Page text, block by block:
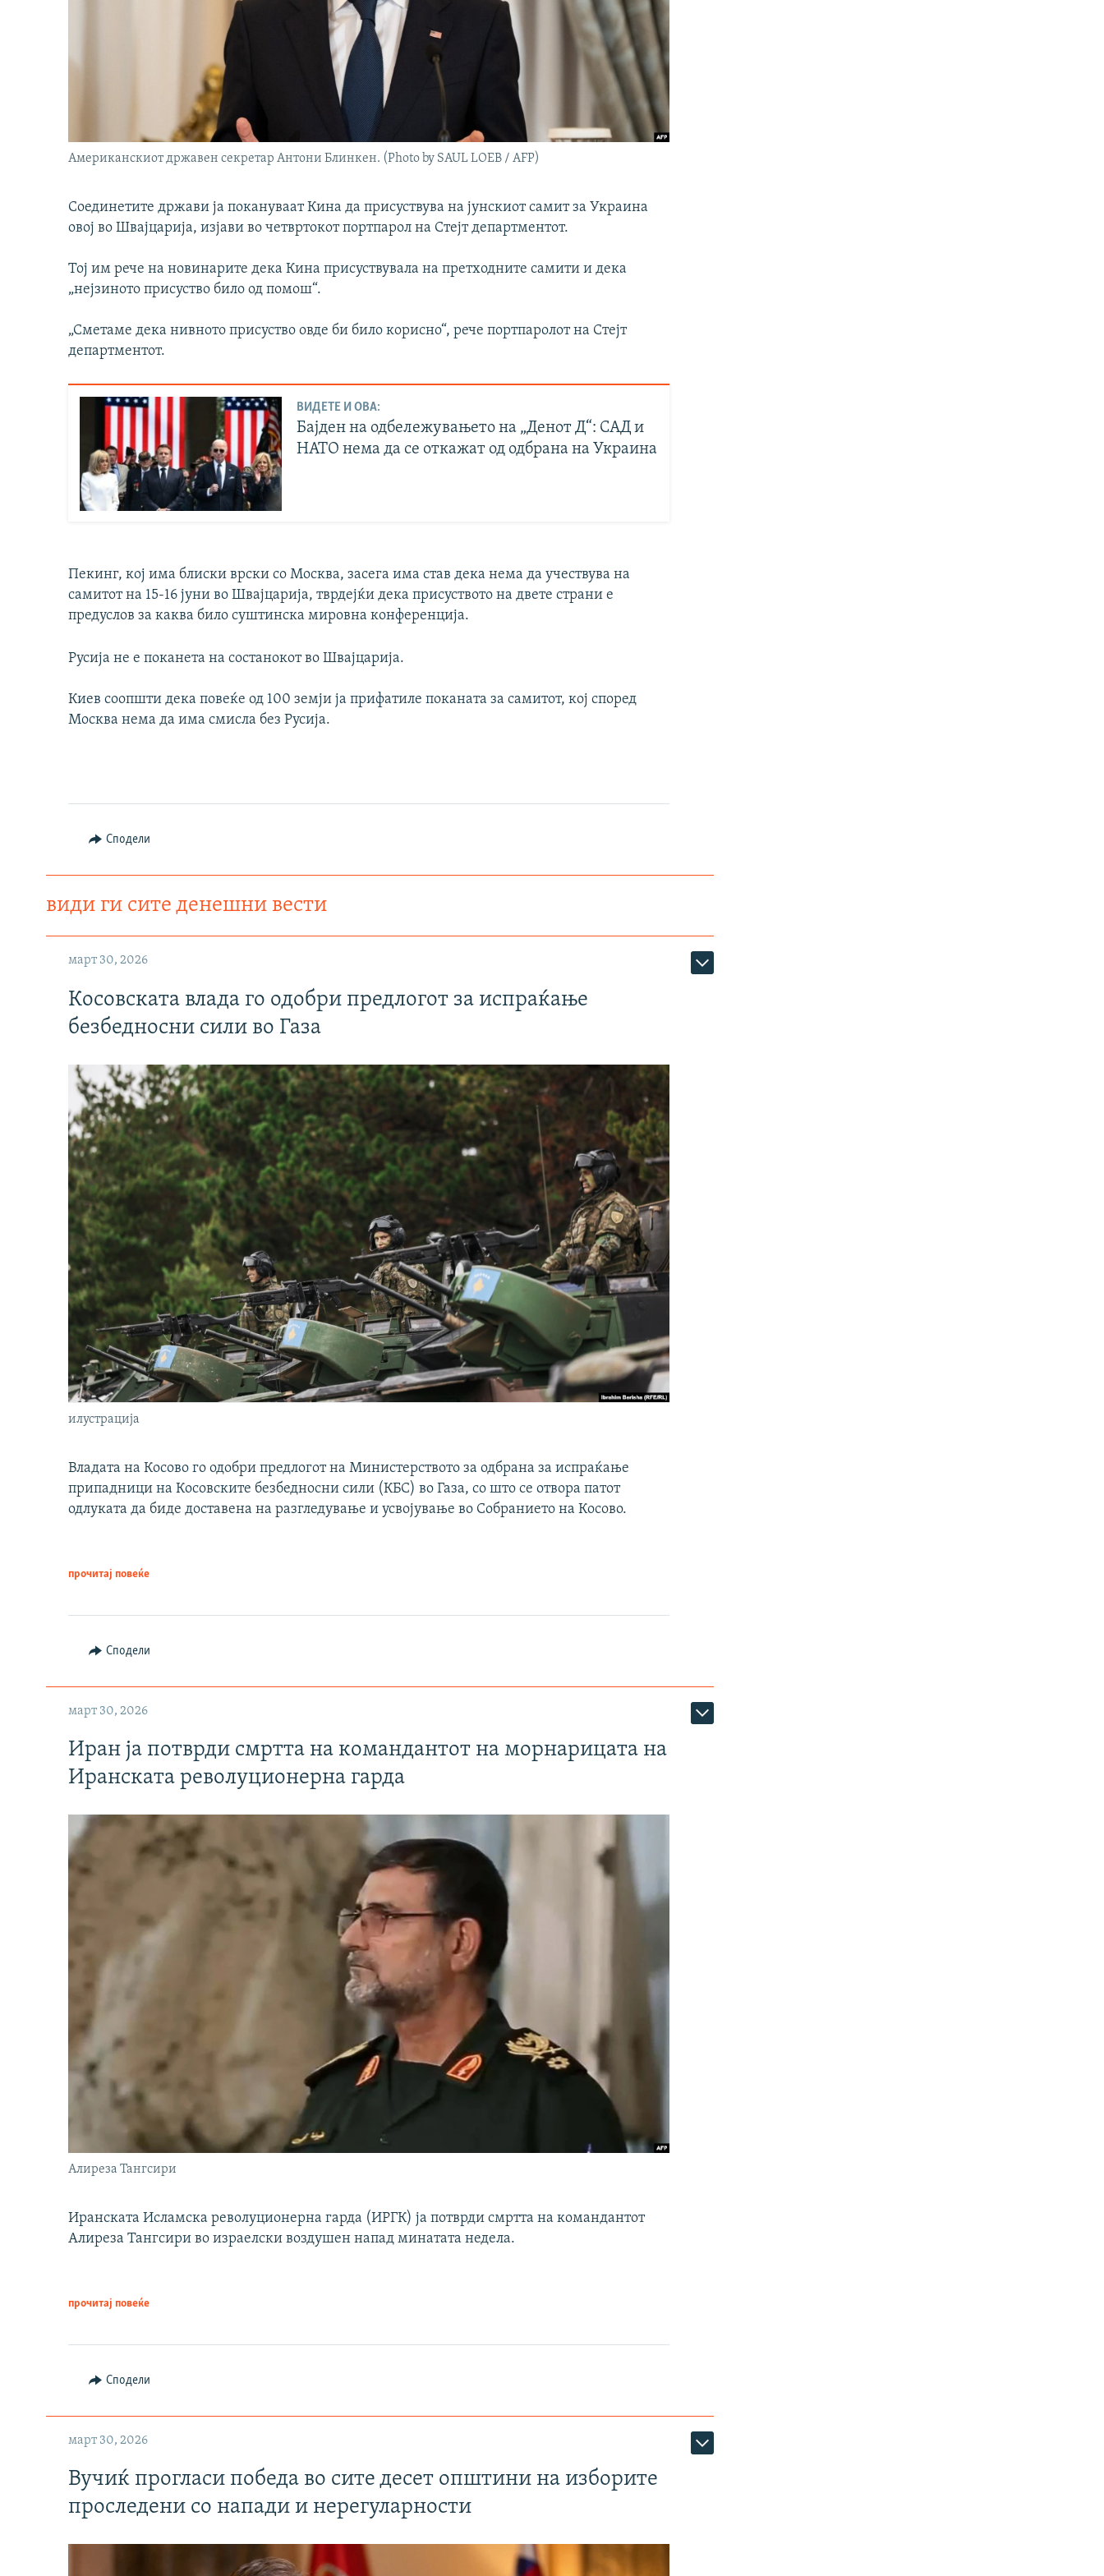
Американскиот државен секретар Антони Блинкен. (Photo by SAUL LOEB / AFP)
Соединетите држави ја покануваат Кина да присуствува на јунскиот самит за Украина
овој во Швајцарија, изјави во четвртокот портпарол на Стејт департментот.
Тој им рече на новинарите дека Кина присуствувала на претходните самити и дека
„нејзиното присуство било од помош“.
„Сметаме дека нивното присуство овде би било корисно“, рече портпаролот на Стејт
департментот.
ВИДЕТЕ И ОВА:
Бајден на одбележувањето на „Денот Д“: САД и
НАТО нема да се откажат од одбрана на Украина
Пекинг, кој има блиски врски со Москва, засега има став дека нема да учествува на
самитот на 15-16 јуни во Швајцарија, тврдејќи дека присуството на двете страни е
предуслов за каква било суштинска мировна конференција.
Русија не е поканета на состанокот во Швајцарија.
Киев соопшти дека повеќе од 100 земји ја прифатиле поканата за самитот, кој според
Москва нема да има смисла без Русија.
Сподели
види ги сите денешни вести
март 30, 2026
Косовската влада го одобри предлогот за испраќање
безбедносни сили во Газа
илустрација
Владата на Косово го одобри предлогот на Министерството за одбрана за испраќање
припадници на Косовските безбедносни сили (КБС) во Газа, со што се отвора патот
одлуката да биде доставена на разгледување и усвојување во Собранието на Косово.
прочитај повеќе
Сподели
март 30, 2026
Иран ја потврди смртта на командантот на морнарицата на
Иранската револуционерна гарда
Алиреза Тангсири
Иранската Исламска револуционерна гарда (ИРГК) ја потврди смртта на командантот
Алиреза Тангсири во израелски воздушен напад минатата недела.
прочитај повеќе
Сподели
март 30, 2026
Вучиќ прогласи победа во сите десет општини на изборите
проследени со напади и нерегуларности